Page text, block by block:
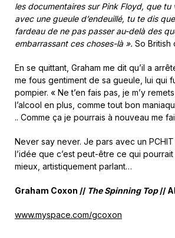
les documentaires sur Pink Floyd, que tu
avec une gueule d’endeuillé, tu te dis
fardeau de ne pas passer au-delà des
embarrassant ces choses-là ». So British
En se quittant, Graham me dit qu’il a
me fous gentiment de sa gueule, lui qui
pompier. « Ne t’en fais pas, je m’y
l’alcool en plus, comme tout bon
.. Comme ça je pourrais à nouveau me
Never say never. Je pars avec un
l’idée que c’est peut-être ce qui
mieux, artistiquement parlant…
Graham Coxon // The Spinning Top//
www.myspace.com/gcoxon